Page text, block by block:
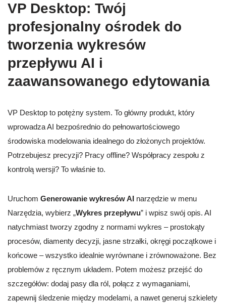
VP Desktop: Twój
profesjonalny ośrodek do
tworzenia wykresów
przepływu AI i
zaawansowanego edytowania
VP Desktop to potężny system. To główny produkt, który
wprowadza AI bezpośrednio do pełnowartościowego
środowiska modelowania idealnego do złożonych projektów.
Potrzebujesz precyzji? Pracy offline? Współpracy zespołu z
kontrolą wersji? To właśnie to.
Uruchom Generowanie wykresów AI narzędzie w menu
Narzędzia, wybierz „Wykres przepływu” i wpisz swój opis. AI
natychmiast tworzy zgodny z normami wykres – prostokąty
procesów, diamenty decyzji, jasne strzałki, okręgi początkowe i
końcowe – wszystko idealnie wyrównane i zrównoważone. Bez
problemów z ręcznym układem. Potem możesz przejść do
szczegółów: dodaj pasy dla ról, połącz z wymaganiami,
zapewnij śledzenie między modelami, a nawet generuj szkielety